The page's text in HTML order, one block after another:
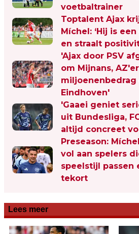
voetbaltrainer
Toptalent Ajax
Míchel: ‘Hij is
en straalt
'Ajax door PSV
om Mijnans,
miljoenenbedrag
Eindhoven'
'Gaaei geniet
uit Bundesliga,
altijd concreet
Preseason:
vol aan spelers
speelstijl passen
tekort